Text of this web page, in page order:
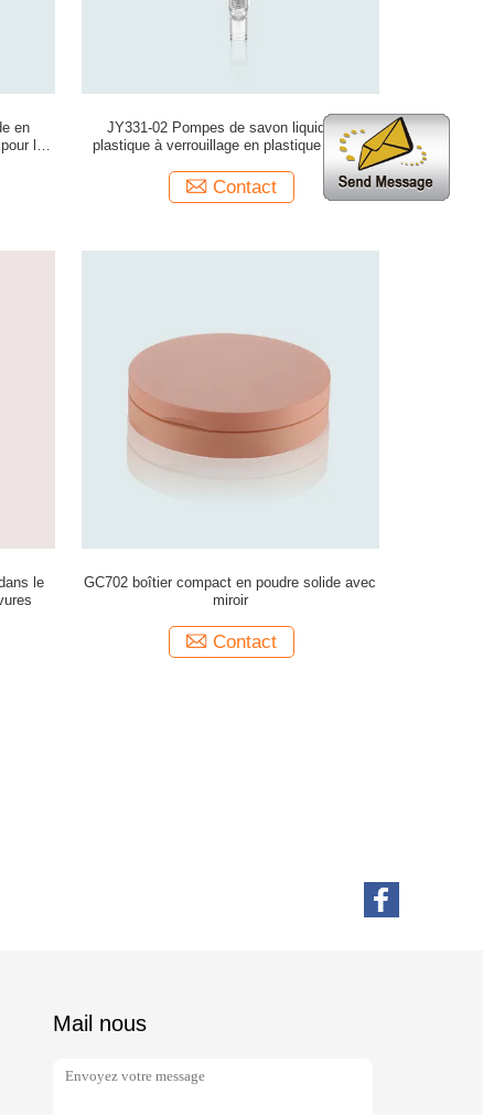
en
le
JY331-02 Pompes de savon liquide en
plastique à verrouillage en plastique pour le
shampooing et l'hygiène des cheveux
Contact
le
GC702 boîtier compact en poudre solide avec
miroir
Contact
Mail nous